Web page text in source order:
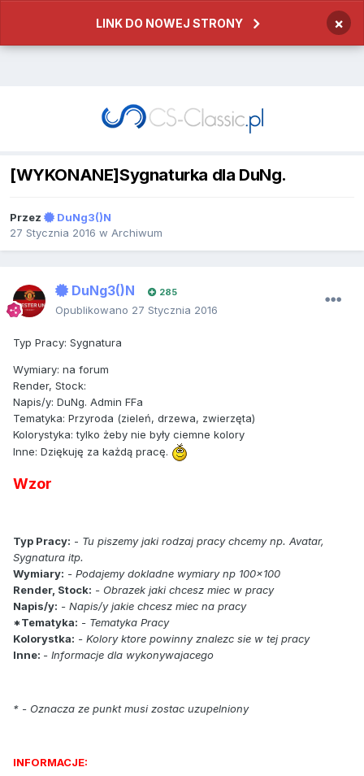
LINK DO NOWEJ STRONY ×
[WYKONANE]Sygnaturka dla DuNg.
Przez
DuNg3()N
27 Stycznia 2016 w Archiwum
DuNg3()N 285
Opublikowano 27 Stycznia 2016
Typ Pracy: Sygnatura
Wymiary: na forum
Render, Stock:
Napis/y: DuNg. Admin FFa
Tematyka: Przyroda (zieleń, drzewa, zwierzęta)
Kolorystyka: tylko żeby nie były ciemne kolory
Inne: Dziękuję za każdą pracę.
Wzor
Typ Pracy: - Tu piszemy jaki rodzaj pracy chcemy np. Avatar,
Sygnatura itp.
Wymiary: - Podajemy dokladne wymiary np 100x100
Render, Stock: - Obrazek jaki chcesz miec w pracy
Napis/y: - Napis/y jakie chcesz miec na pracy
*Tematyka: - Tematyka Pracy
Kolorystka: - Kolory ktore powinny znalezc sie w tej pracy
Inne: - Informacje dla wykonywajacego
* - Oznacza ze punkt musi zostac uzupelniony
INFORMACJE: